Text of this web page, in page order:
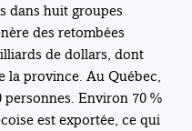
dans huit groupes
des retombées
de dollars, dont
la province. Au Québec,
Environ 70 %
est exportée, ce qui